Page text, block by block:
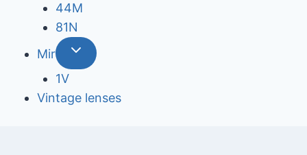
44М
81N
Mir
1V
Vintage lenses